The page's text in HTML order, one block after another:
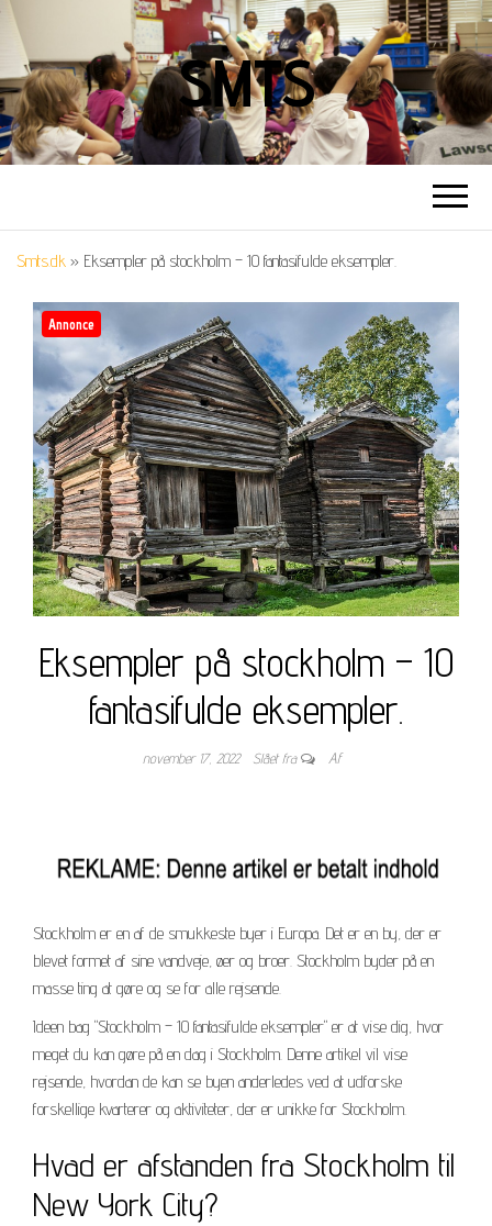
SMTS
Smts.dk » Eksempler på stockholm – 10 fantasifulde eksempler.
Annonce
Eksempler på stockholm – 10
fantasifulde eksempler.
november 17, 2022 Slået fra Af
Stockholm er en af de smukkeste byer i Europa. Det er en by, der er
blevet formet af sine vandveje, øer og broer. Stockholm byder på en
masse ting at gøre og se for alle rejsende.
Ideen bag "Stockholm – 10 fantasifulde eksempler" er at vise dig, hvor
meget du kan gøre på en dag i Stockholm. Denne artikel vil vise
rejsende, hvordan de kan se byen anderledes ved at udforske
forskellige kvarterer og aktiviteter, der er unikke for Stockholm.
Hvad er afstanden fra Stockholm til
New York City?